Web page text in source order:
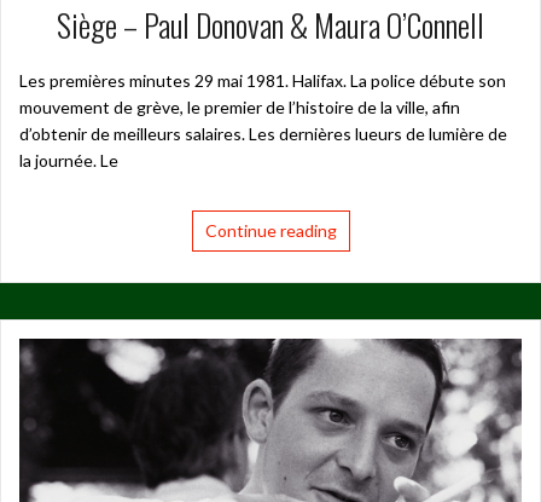
Siège – Paul Donovan & Maura O’Connell
Les premières minutes 29 mai 1981. Halifax. La police débute son
mouvement de grève, le premier de l’histoire de la ville, afin
d’obtenir de meilleurs salaires. Les dernières lueurs de lumière de
la journée. Le
Continue reading